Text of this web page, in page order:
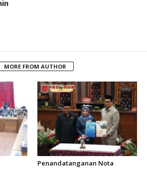
MORE FROM AUTHOR
Penandatanganan Nota